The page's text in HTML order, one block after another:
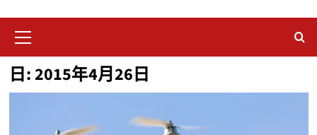
イ
ン
メ
日:2015年4月26日